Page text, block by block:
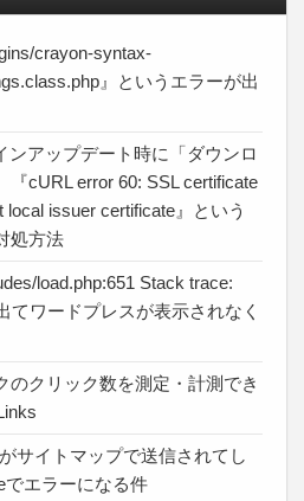
crayon-syntax-
』というエラーが出
ンアップデート時に「ダウンロ
『cURL error 60: SSL certificate
local issuer certificate』という
処方法
load.php:651 Stack trace:
てワードプレスが表示されなく
のクリック数を測定・計測でき
サイトマップで送信されてし
でエラーになる件